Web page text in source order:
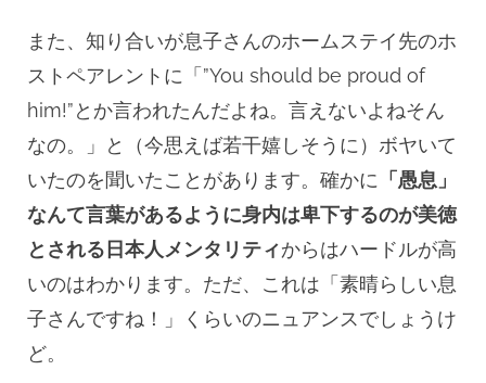
また、知り合いが息子さんのホームステイ先のホ
ストペアレントに「”You should be proud of
him!”とか言われたんだよね。言えないよねそん
なの。」と（今思えば若干嬉しそうに）ボヤいて
いたのを聞いたことがあります。確かに 「愚息」
なんて言葉があるように身内は卑下するのが美徳
とされる日本人メンタリティからはハードルが高
いのはわかります。ただ、これは「素晴らしい息
子さんですね！」くらいのニュアンスでしょうけ
ど。